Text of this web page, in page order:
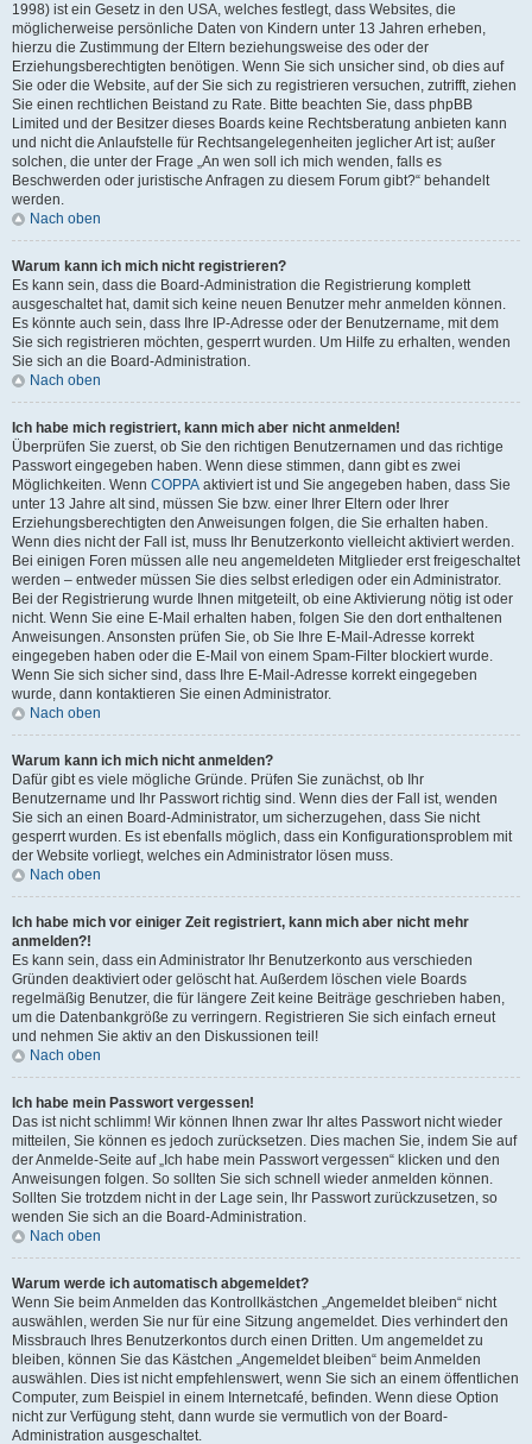
1998) ist ein Gesetz in den USA, welches festlegt, dass Websites, die
möglicherweise persönliche Daten von Kindern unter 13 Jahren erheben,
hierzu die Zustimmung der Eltern beziehungsweise des oder der
Erziehungsberechtigten benötigen. Wenn Sie sich unsicher sind, ob dies auf
Sie oder die Website, auf der Sie sich zu registrieren versuchen, zutrifft, ziehen
Sie einen rechtlichen Beistand zu Rate. Bitte beachten Sie, dass phpBB
Limited und der Besitzer dieses Boards keine Rechtsberatung anbieten kann
und nicht die Anlaufstelle für Rechtsangelegenheiten jeglicher Art ist; außer
solchen, die unter der Frage „An wen soll ich mich wenden, falls es
Beschwerden oder juristische Anfragen zu diesem Forum gibt?“ behandelt
werden.
Nach oben
Warum kann ich mich nicht registrieren?
Es kann sein, dass die Board-Administration die Registrierung komplett
ausgeschaltet hat, damit sich keine neuen Benutzer mehr anmelden können.
Es könnte auch sein, dass Ihre IP-Adresse oder der Benutzername, mit dem
Sie sich registrieren möchten, gesperrt wurden. Um Hilfe zu erhalten, wenden
Sie sich an die Board-Administration.
Nach oben
Ich habe mich registriert, kann mich aber nicht anmelden!
Überprüfen Sie zuerst, ob Sie den richtigen Benutzernamen und das richtige
Passwort eingegeben haben. Wenn diese stimmen, dann gibt es zwei
Möglichkeiten. Wenn COPPA aktiviert ist und Sie angegeben haben, dass Sie
unter 13 Jahre alt sind, müssen Sie bzw. einer Ihrer Eltern oder Ihrer
Erziehungsberechtigten den Anweisungen folgen, die Sie erhalten haben.
Wenn dies nicht der Fall ist, muss Ihr Benutzerkonto vielleicht aktiviert werden.
Bei einigen Foren müssen alle neu angemeldeten Mitglieder erst freigeschaltet
werden – entweder müssen Sie dies selbst erledigen oder ein Administrator.
Bei der Registrierung wurde Ihnen mitgeteilt, ob eine Aktivierung nötig ist oder
nicht. Wenn Sie eine E-Mail erhalten haben, folgen Sie den dort enthaltenen
Anweisungen. Ansonsten prüfen Sie, ob Sie Ihre E-Mail-Adresse korrekt
eingegeben haben oder die E-Mail von einem Spam-Filter blockiert wurde.
Wenn Sie sich sicher sind, dass Ihre E-Mail-Adresse korrekt eingegeben
wurde, dann kontaktieren Sie einen Administrator.
Nach oben
Warum kann ich mich nicht anmelden?
Dafür gibt es viele mögliche Gründe. Prüfen Sie zunächst, ob Ihr
Benutzername und Ihr Passwort richtig sind. Wenn dies der Fall ist, wenden
Sie sich an einen Board-Administrator, um sicherzugehen, dass Sie nicht
gesperrt wurden. Es ist ebenfalls möglich, dass ein Konfigurationsproblem mit
der Website vorliegt, welches ein Administrator lösen muss.
Nach oben
Ich habe mich vor einiger Zeit registriert, kann mich aber nicht mehr
anmelden?!
Es kann sein, dass ein Administrator Ihr Benutzerkonto aus verschieden
Gründen deaktiviert oder gelöscht hat. Außerdem löschen viele Boards
regelmäßig Benutzer, die für längere Zeit keine Beiträge geschrieben haben,
um die Datenbankgröße zu verringern. Registrieren Sie sich einfach erneut
und nehmen Sie aktiv an den Diskussionen teil!
Nach oben
Ich habe mein Passwort vergessen!
Das ist nicht schlimm! Wir können Ihnen zwar Ihr altes Passwort nicht wieder
mitteilen, Sie können es jedoch zurücksetzen. Dies machen Sie, indem Sie auf
der Anmelde-Seite auf „Ich habe mein Passwort vergessen“ klicken und den
Anweisungen folgen. So sollten Sie sich schnell wieder anmelden können.
Sollten Sie trotzdem nicht in der Lage sein, Ihr Passwort zurückzusetzen, so
wenden Sie sich an die Board-Administration.
Nach oben
Warum werde ich automatisch abgemeldet?
Wenn Sie beim Anmelden das Kontrollkästchen „Angemeldet bleiben“ nicht
auswählen, werden Sie nur für eine Sitzung angemeldet. Dies verhindert den
Missbrauch Ihres Benutzerkontos durch einen Dritten. Um angemeldet zu
bleiben, können Sie das Kästchen „Angemeldet bleiben“ beim Anmelden
auswählen. Dies ist nicht empfehlenswert, wenn Sie sich an einem öffentlichen
Computer, zum Beispiel in einem Internetcafé, befinden. Wenn diese Option
nicht zur Verfügung steht, dann wurde sie vermutlich von der Board-
Administration ausgeschaltet.